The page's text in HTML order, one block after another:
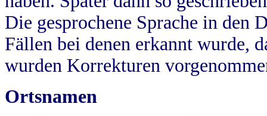
Die gesprochene Sprache in
Fällen bei denen erkannt wurde,
wurden Korrekturen
Ortsnamen